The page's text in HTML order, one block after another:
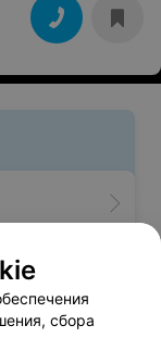
в
сбора